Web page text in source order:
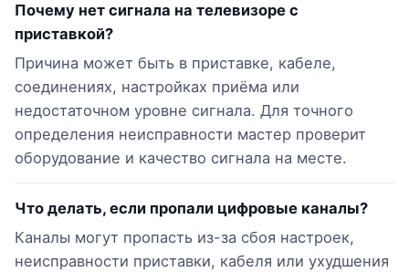
Почему нет сигнала на телевизоре с
приставкой?
Причина может быть в приставке, кабеле,
соединениях, настройках приёма или
недостаточном уровне сигнала. Для точного
определения неисправности мастер проверит
оборудование и качество сигнала на месте.
Что делать, если пропали цифровые каналы?
Каналы могут пропасть из-за сбоя настроек,
неисправности приставки, кабеля или ухудшения